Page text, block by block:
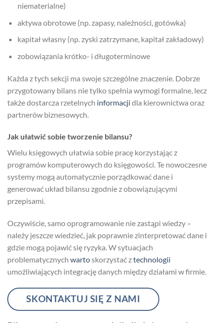
niematerialne)
aktywa obrotowe (np. zapasy, należności, gotówka)
kapitał własny (np. zyski zatrzymane, kapitał zakładowy)
zobowiązania krótko- i długoterminowe
Każda z tych sekcji ma swoje szczególne znaczenie. Dobrze
przygotowany bilans nie tylko spełnia wymogi formalne, lecz
także dostarcza rzetelnych informacji dla kierownictwa oraz
partnerów biznesowych.
Jak ułatwić sobie tworzenie bilansu?
Wielu księgowych ułatwia sobie pracę korzystając z
programów komputerowych do księgowości. Te nowoczesne
systemy mogą automatycznie porządkować dane i
generować układ bilansu zgodnie z obowiązującymi
przepisami.
Oczywiście, samo oprogramowanie nie zastąpi wiedzy –
należy jeszcze wiedzieć, jak poprawnie zinterpretować dane i
gdzie mogą pojawić się ryzyka. W sytuacjach
problematycznych wartoskorzystać ztechnologii
umożliwiających integrację danych między działami w firmie.
SKONTAKTUJ SIĘ Z NAMI